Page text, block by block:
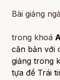
Bài giảng
trong khoá
căn bản với
giảng trong
tựa đề Trái